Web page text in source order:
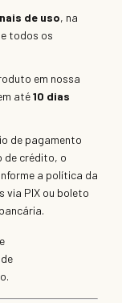
de uso, na
todos os
em nossa
até10 dias
de pagamento
de crédito, o
a política da
via PIX ou boleto